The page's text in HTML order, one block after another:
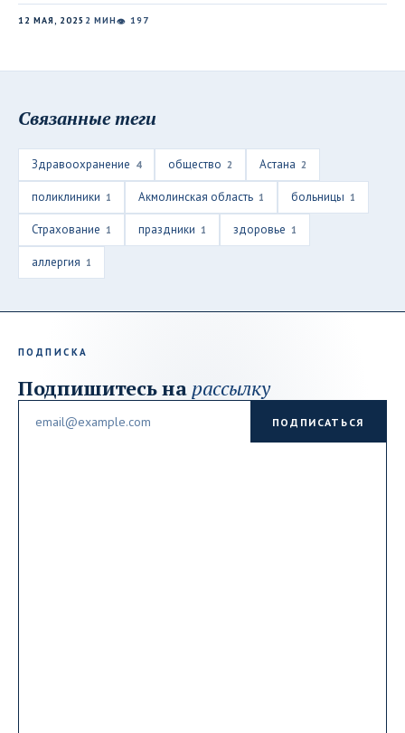
12 МАЯ, 2025 2 МИН👁 197
Связанные теги
Здравоохранение 4 общество 2 Астана 2
поликлиники 1 Акмолинская область 1 больницы 1
Страхование 1 праздники 1 здоровье 1
аллергия 1
ПОДПИСКА
Подпишитесь на рассылку
ПОДПИСАТЬСЯ